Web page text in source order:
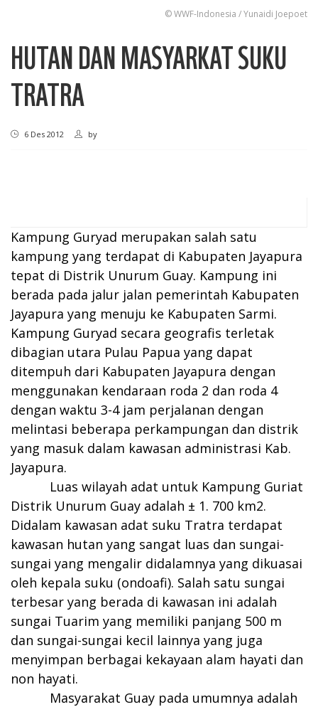
© WWF-Indonesia / Yunaidi Joepoet
HUTAN DAN MASYARKAT SUKU
TRATRA
6 Des 2012 by
Kampung Guryad merupakan salah satu
kampung yang terdapat di Kabupaten Jayapura
tepat di Distrik Unurum Guay. Kampung ini
berada pada jalur jalan pemerintah Kabupaten
Jayapura yang menuju ke Kabupaten Sarmi.
Kampung Guryad secara geografis terletak
dibagian utara Pulau Papua yang dapat
ditempuh dari Kabupaten Jayapura dengan
menggunakan kendaraan roda 2 dan roda 4
dengan waktu 3-4 jam perjalanan dengan
melintasi beberapa perkampungan dan distrik
yang masuk dalam kawasan administrasi Kab.
Jayapura.
Luas wilayah adat untuk Kampung Guriat
Distrik Unurum Guay adalah ± 1. 700 km2.
Didalam kawasan adat suku Tratra terdapat
kawasan hutan yang sangat luas dan sungai-
sungai yang mengalir didalamnya yang dikuasai
oleh kepala suku (ondoafi). Salah satu sungai
terbesar yang berada di kawasan ini adalah
sungai Tuarim yang memiliki panjang 500 m
dan sungai-sungai kecil lainnya yang juga
menyimpan berbagai kekayaan alam hayati dan
non hayati.
Masyarakat Guay pada umumnya adalah